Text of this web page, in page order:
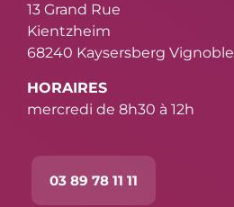
13 Grand Rue
Kientzheim
68240 Kaysersberg Vignoble
HORAIRES
mercredi de 8h30 à 12h
03 89 78 11 11